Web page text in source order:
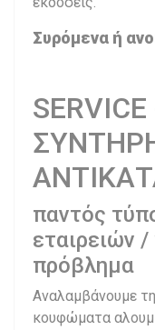
Συρόμενα ή
παντός
εταιρειών
πρόβλημα
Αναλαμβάνουμε
κουφώματα